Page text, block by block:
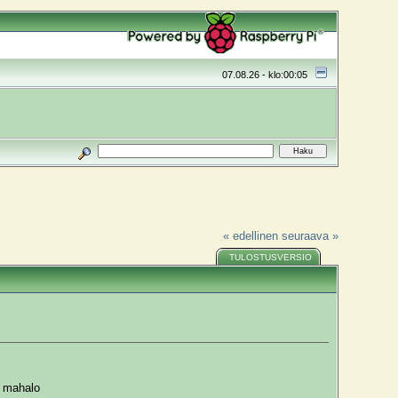
07.08.26 - klo:00:05
« edellinen seuraava »
TULOSTUSVERSIO